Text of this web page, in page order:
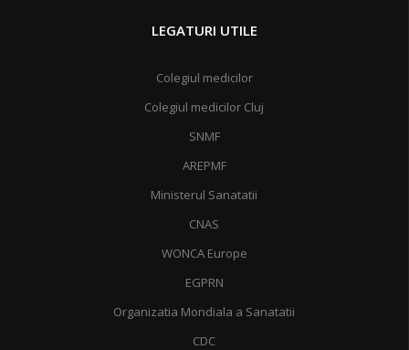
LEGATURI UTILE
Colegiul medicilor
Colegiul medicilor Cluj
SNMF
AREPMF
Ministerul Sanatatii
CNAS
WONCA Europe
EGPRN
Organizatia Mondiala a Sanatatii
CDC